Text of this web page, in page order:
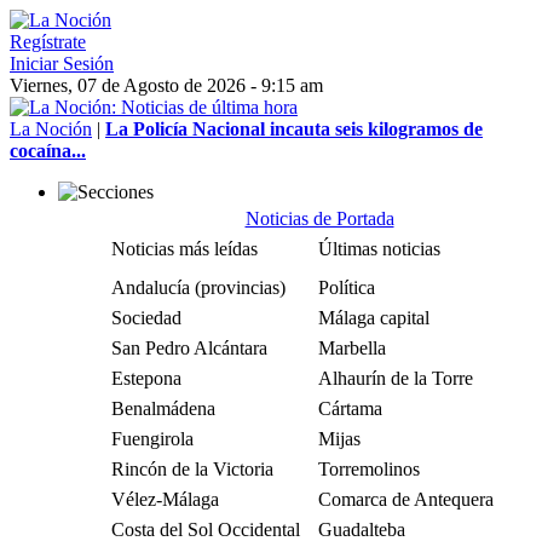
Regístrate
Iniciar Sesión
Viernes, 07 de Agosto de 2026 - 9:15 am
La Noción | La Policía Nacional incauta seis kilogramos de
cocaína...
Noticias de Portada
Noticias más leídas
Últimas noticias
Andalucía (provincias)
Política
Sociedad
Málaga capital
San Pedro Alcántara
Marbella
Estepona
Alhaurín de la Torre
Benalmádena
Cártama
Fuengirola
Mijas
Rincón de la Victoria
Torremolinos
Vélez-Málaga
Comarca de Antequera
Costa del Sol Occidental
Guadalteba